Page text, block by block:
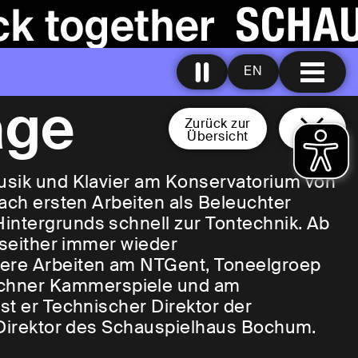
EN
Zurück zur
Übersicht
und Klavier am Konservatorium von
ersten Arbeiten als Beleuchter
schnell zur Tontechnik. Ab
immer wieder
Arbeiten am NTGent, Toneelgroep
Kammerspiele und am
er Technischer Direktor der
des Schauspielhaus Bochum.